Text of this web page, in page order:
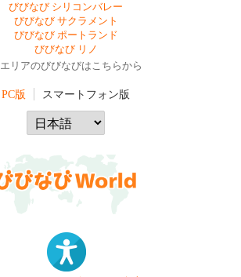
びびなび シリコンバレー
びびなび サクラメント
びびなび ポートランド
びびなび リノ
リアのびびなびはこちらから
PC版 スマートフォン版